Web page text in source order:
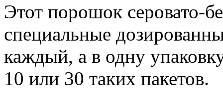
Этот порошок серовато-
специальные
каждый, а в одну
10 или 30 таких пакетов.